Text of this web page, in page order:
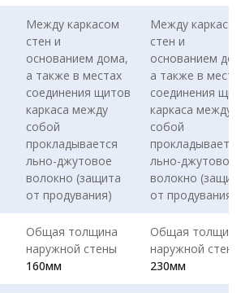
Между каркасом
стен и
основанием дома,
а также в местах
соединения щитов
каркаса между
собой
прокладывается
льно-джутовое
волокно (защита
от продувания)
Между
стен и
основанием
а также в
соединения
каркаса между
собой
прокладывается
льно-джутовое
волокно
от продувания)
Общая толщина
наружной стены
160мм
Общая толщина
наружной стены
230мм